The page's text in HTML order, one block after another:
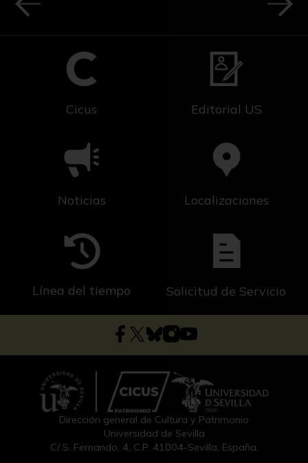
Cicus Editorial US
Noticias Localizaciones
Línea del tiempo Solicitud de Servicio
Dirección general de Cultura y Patrimonio
Universidad de Sevilla
C/ S. Fernando, 4, C.P. 41004-Sevilla, España.